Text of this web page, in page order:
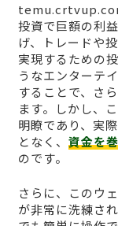
投資で巨額の利
げ、トレードや
実現するための
うなエンターテ
することで、さ
ます。しかし、
明瞭であり、実
となく、 資金を
のです。
さらに、このウ
が非常に洗練さ